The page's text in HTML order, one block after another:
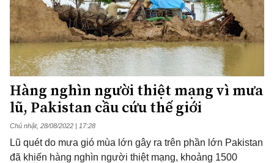
Hàng nghìn người thiệt mạng vì mưa
lũ, Pakistan cầu cứu thế giới
Chủ nhật, 28/08/2022 | 17:28
Lũ quét do mưa gió mùa lớn gây ra trên phần lớn Pakistan
đã khiến hàng nghìn người thiệt mạng, khoảng 1500